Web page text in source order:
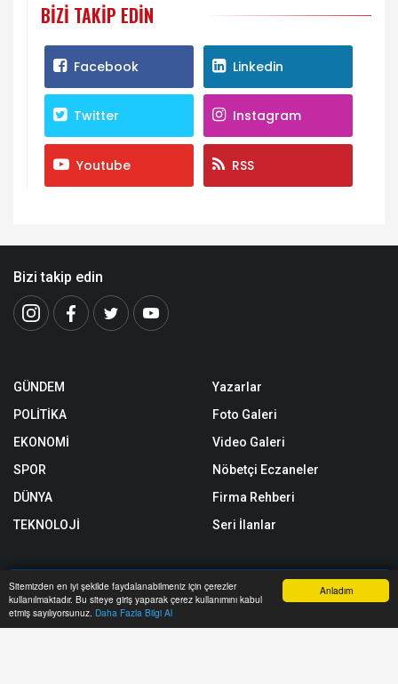
Anladım
Sitemizden en iyi şekilde faydalanabilmeniz için çerezler
kullanılmaktadır. Bu siteye giriş yaparak çerez kullanımını kabul
etmiş sayılıyorsunuz. Daha Fazla Bilgi Al
BIZI TAKIP EDIN
Facebook Linkedin
Twitter Instagram
Youtube RSS
Bizi takip edin
GÜNDEM
POLİTİKA
EKONOMİ
SPOR
DÜNYA
TEKNOLOJİ
Yazarlar
Foto Galeri
Video Galeri
Nöbetçi Eczaneler
Firma Rehberi
Seri İlanlar
Astroloji
Rüya Tabirleri
Künye
Anasayfa Yazarlar Haber Ara İhbar Hattı Menu